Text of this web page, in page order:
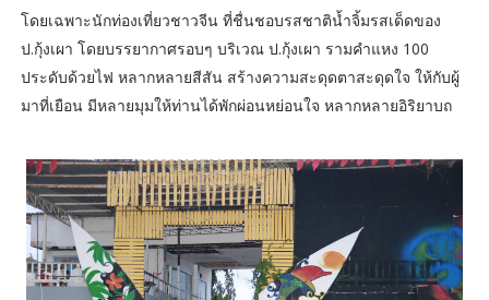
โดยเฉพาะนักท่องเที่ยวชาวจีน ที่ชื่นชอบรสชาติน้ำจิ้มรสเด็ดของ
ป.กุ้งเผา โดยบรรยากาศรอบๆ บริเวณ ป.กุ้งเผา รามคำแหง 100
ประดับด้วยไฟ หลากหลายสีสัน สร้างความสะดุดตาสะดุดใจ ให้กับผู้
มาที่เยือน มีหลายมุมให้ท่านได้พักผ่อนหย่อนใจ หลากหลายอิริยาบถ